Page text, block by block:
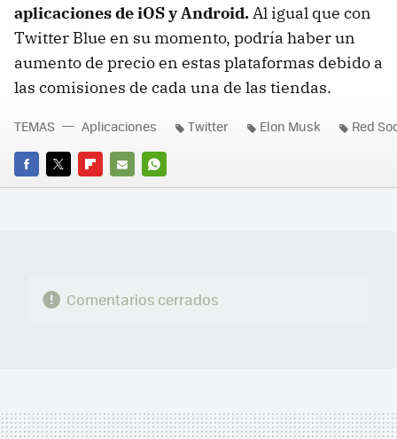
aplicaciones de iOS y Android.Al igual que con
Twitter Blue en su momento, podría haber un
aumento de precio en estas plataformas debido a
las comisiones de cada una de las tiendas.
FACEBOOK
TWITTERFLIPBOARD
E-
WHATSAPP
TEMAS Aplicaciones Twitter Elon Musk Red
Comentarios cerrados